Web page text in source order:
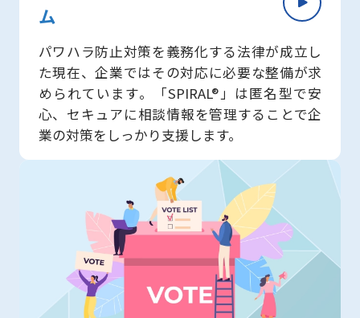
ム​
パワハラ防止対策を義務化する法律が成立し
た現在、企業ではその対応に必要な整備が求
められています。「SPIRAL®」は匿名型で安
心、セキュアに相談情報を管理することで企
業の対策をしっかり支援します。